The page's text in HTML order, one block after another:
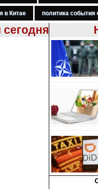
в Китае политика
сегодня